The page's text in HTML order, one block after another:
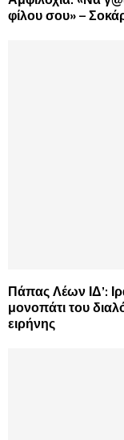
φίλου σου» –
Πάπας Λέων ΙΔ’:
μονοπάτι του
ειρήνης